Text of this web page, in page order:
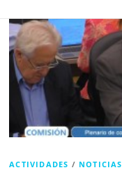
ACTIVIDADES / NOTICIAS